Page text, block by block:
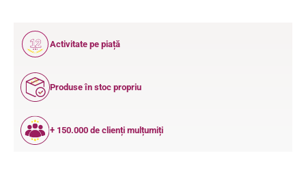
12
ANI
Activitate pe piață
Produse în stoc propriu
+ 150.000 de clienți mulțumiți